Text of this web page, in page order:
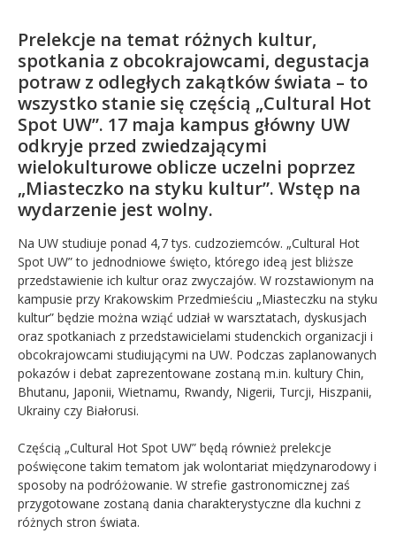
Kandydat
Absolwent
Prelekcje na temat różnych kultur,
spotkania z obcokrajowcami, degustacja
potraw z odległych zakątków świata – to
wszystko stanie się częścią „Cultural Hot
Spot UW”. 17 maja kampus główny UW
odkryje przed zwiedzającymi
wielokulturowe oblicze uczelni poprzez
„Miasteczko na styku kultur”. Wstęp na
wydarzenie jest wolny.
Na UW studiuje ponad 4,7 tys. cudzoziemców. „Cultural Hot
Spot UW” to jednodniowe święto, którego ideą jest bliższe
przedstawienie ich kultur oraz zwyczajów. W rozstawionym na
kampusie przy Krakowskim Przedmieściu „Miasteczku na styku
kultur” będzie można wziąć udział w warsztatach, dyskusjach
oraz spotkaniach z przedstawicielami studenckich organizacji i
obcokrajowcami studiującymi na UW. Podczas zaplanowanych
pokazów i debat zaprezentowane zostaną m.in. kultury Chin,
Bhutanu, Japonii, Wietnamu, Rwandy, Nigerii, Turcji, Hiszpanii,
Ukrainy czy Białorusi.
Częścią „Cultural Hot Spot UW” będą również prelekcje
poświęcone takim tematom jak wolontariat międzynarodowy i
sposoby na podróżowanie. W strefie gastronomicznej zaś
przygotowane zostaną dania charakterystyczne dla kuchni z
różnych stron świata.